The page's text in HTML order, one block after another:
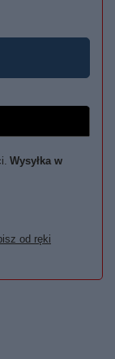
Wysyłka w
od ręki